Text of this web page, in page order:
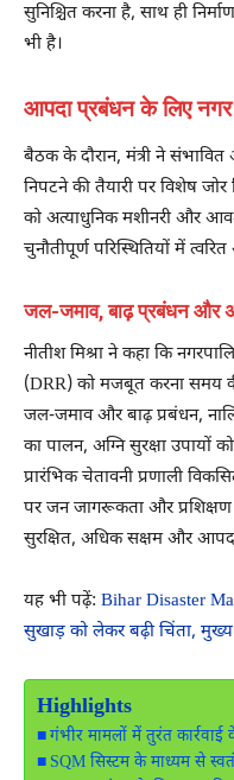
सुनिश्चित करना है, साथ ही
भी है।
आपदा प्रबंधन के लिए नगर
बैठक के दौरान, मंत्री ने
निपटने की तैयारी पर विशेष जोर
को अत्याधुनिक मशीनरी और
चुनौतीपूर्ण परिस्थितियों में
जल-जमाव, बाढ़ प्रबंधन और
नीतीश मिश्रा ने कहा कि
(DRR) को मजबूत करना समय की
जल-जमाव और बाढ़ प्रबंधन,
का पालन, अग्नि सुरक्षा
प्रारंभिक चेतावनी प्रणाली
पर जन जागरूकता और
सुरक्षित, अधिक सक्षम और
यह भी पढ़ें: Bihar Disaster
सुखाड़ को लेकर बढ़ी चिंता,
Highlights
गंभीर मामलों में तुरंत कार्रवाई
SQM सिस्टम के माध्यम से